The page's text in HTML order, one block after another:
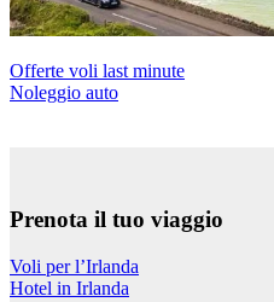
Offerte voli last minute
Noleggio auto
Prenota il tuo viaggio
Voli per l’Irlanda
Hotel in Irlanda